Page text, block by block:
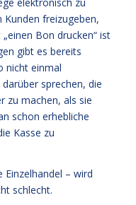
elektronisch zu
freizugeben,
Bon drucken“ ist
gibt es bereits
nicht einmal
sprechen, die
zu machen, als sie
schon erhebliche
Kasse zu
Einzelhandel – wird
schlecht.